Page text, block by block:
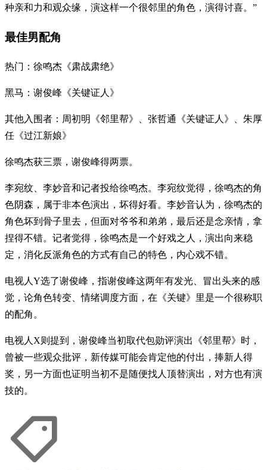
种亲和力和观众缘，演这样一个很邻里的角色，演得讨喜。”
最佳男配角
热门：徐鸣杰《肃战肃绝》
黑马：谢俊峰《关键证人》
其他入围者：周初明《邻里帮》、张哲通《关键证人》、朱厚
任《过江新娘》
徐鸣杰获三票，谢俊峰得两票。
李宛纹、李妙音和记者投给徐鸣杰。李宛纹觉得，徐鸣杰的角
色阴森，属于非本色演出，坏得好看。李妙音认为，徐鸣杰的
角色坏到骨子里去，但面对爷爷和弟弟，最后还是念亲情，拿
捏得不错。记者觉得，徐鸣杰是一个好戏之人，演出向来稳
定，消化反派角色的方式有自己的特色，内心戏不错。
电视人Y选了谢俊峰，指谢俊峰这两年有发光、冒出头来的感
觉，论角色转变、情绪调度方面，在《关键》里是一个很称职
的配角。
电视人X则提到，谢俊峰当初取代包勋评演出《邻里帮》时，
曾被一些观众批评，新传媒可能会肯定他的付出，捧新人得
奖，另一方面也证明当初不是随便找人顶替演出，对方也有演
技的。